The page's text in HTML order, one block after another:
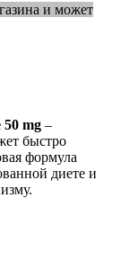
и может
50 mg –
быстро
формула
диете и